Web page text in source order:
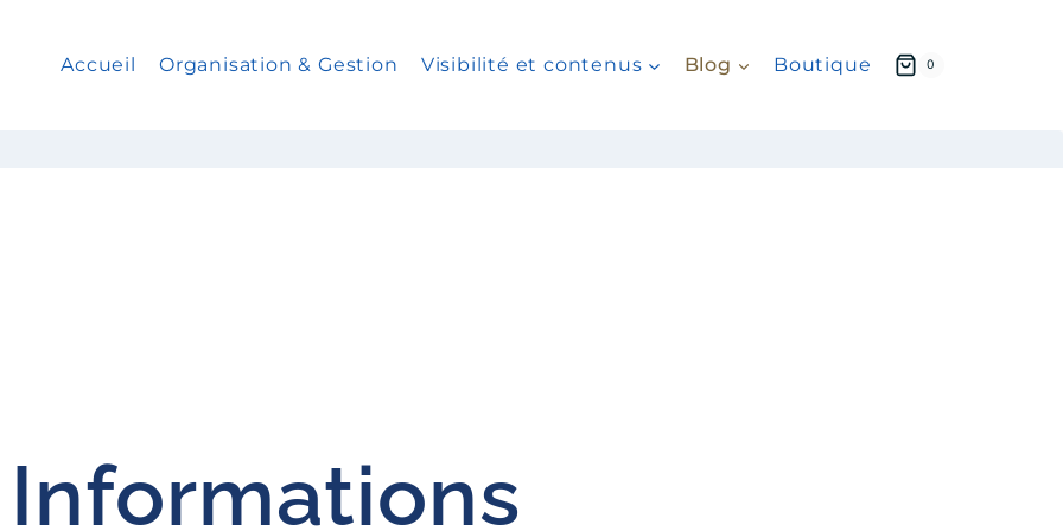
Accueil Organisation & Gestion Visibilité et contenus Blog Boutique 0
Informations